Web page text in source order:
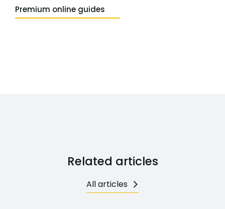
Premium online guides
Related articles
All articles